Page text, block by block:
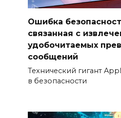
Ошибка
связанная с
удобочитаемых
сообщений
Технический гигант
в безопасности